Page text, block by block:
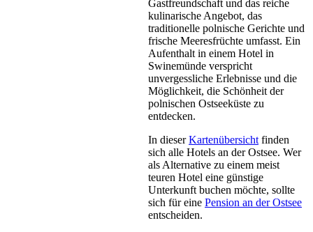
Gastfreundschaft und das reiche
kulinarische Angebot, das
traditionelle polnische Gerichte und
frische Meeresfrüchte umfasst. Ein
Aufenthalt in einem Hotel in
Swinemünde verspricht
unvergessliche Erlebnisse und die
Möglichkeit, die Schönheit der
polnischen Ostseeküste zu
entdecken.
In dieserKartenübersicht finden
sich alle Hotels an der Ostsee. Wer
als Alternative zu einem meist
teuren Hotel eine günstige
Unterkunft buchen möchte, sollte
sich für eine Pension an der Ostsee
entscheiden.